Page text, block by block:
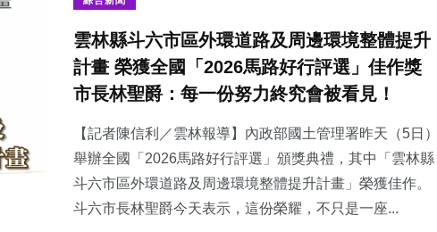
雲林縣斗六市區外環道路及周邊環境整體提升
計畫 榮獲全國「2026馬路好行評選」佳作獎
市長林聖爵：每一份努力終究會被看見！
【記者陳信利／雲林報導】內政部國土管理署昨天（5日）
舉辦全國「2026馬路好行評選」頒獎典禮，其中「雲林縣
斗六市區外環道路及周邊環境整體提升計畫」榮獲佳作。
斗六市長林聖爵今天表示，這份榮耀，不只是一座...